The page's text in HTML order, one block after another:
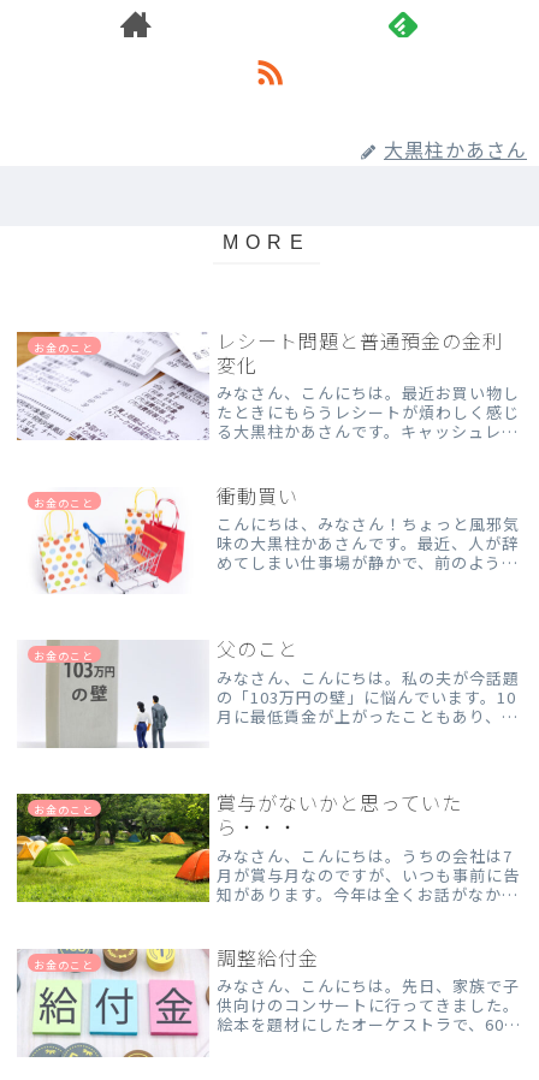
大黒柱かあさん
お金のこと
レシート問題と普通預金の金利
変化
みなさん、こんにちは。最近お買い物し
たときにもらうレシートが煩わしく感じ
る大黒柱かあさんです。キャッシュレス
さ！？」ってツッコミたくなるレシー
ト、増えてます。30cmもあるぅ...
お金のこと 衝動買い
こんにちは、みなさん！ちょっと風邪気
味の大黒柱かあさんです。最近、人が辞
めてしまい仕事場が静かで、前のような
けれど、いやいや、早く後...
お金のこと 父のこと
みなさん、こんにちは。私の夫が今話題
の「103万円の壁」に悩んでいます。10
月に最低賃金が上がったこともあり、夫
もちろん、雇用する...
お金のこと
賞与がないかと思っていた
ら・・・
みなさん、こんにちは。うちの会社は7
月が賞与月なのですが、いつも事前に告
知があります。今年は全くお話がなかっ
す」と言われて、10cmくらい浮いた大
黒柱かあさんです。どうや...
お金のこと 調整給付金
みなさん、こんにちは。先日、家族で子
供向けのコンサートに行ってきました。
絵本を題材にしたオーケストラで、60分